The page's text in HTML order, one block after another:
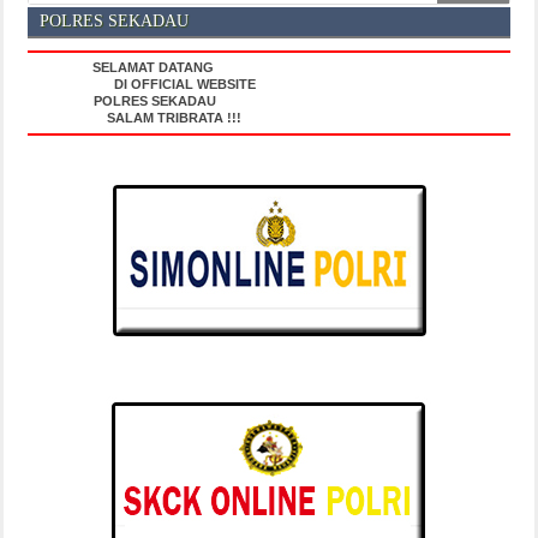
POLRES SEKADAU
SELAMAT DATANG
DI OFFICIAL WEBSITE
POLRES SEKADAU
SALAM TRIBRATA !!!